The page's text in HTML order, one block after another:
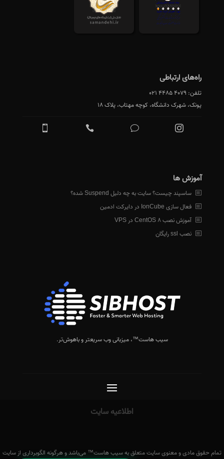
راه‌های ارتباطی
تلفن: 021 4485 4079
پونک، شهرک دانشگاه، کوچه مهتاب، پلاک 18
آموزش ها
ساسپند چیست؟ سایت به چه دلیل Suspend شده؟
فعال سازی IonCube در دایرکت ادمین
آموزش نصب CentOS 8 در VPS
نصب ssl رایگان
سیب هاست™، میزبانی وب سریعتر و باهوش‌تر.
اطلاعیه سایت
تمام حقوق مادی و معنوی سایت متعلق به سیب هاست™ می‌باشد و هرگونه الگوبرداری از سایت